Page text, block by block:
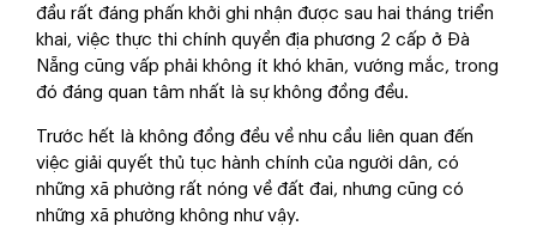
đầu rất đáng phấn khởi ghi nhận được sau hai tháng triển
khai, việc thực thi chính quyền địa phương 2 cấp ở Đà
Nẵng cũng vấp phải không ít khó khăn, vướng mắc, trong
đó đáng quan tâm nhất là sự không đồng đều.
Trước hết là không đồng đều về nhu cầu liên quan đến
việc giải quyết thủ tục hành chính của người dân, có
những xã phường rất nóng về đất đai, nhưng cũng có
những xã phường không như vậy.